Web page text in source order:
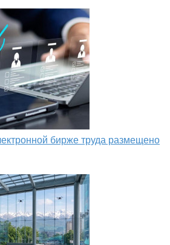
бирже труда размещено